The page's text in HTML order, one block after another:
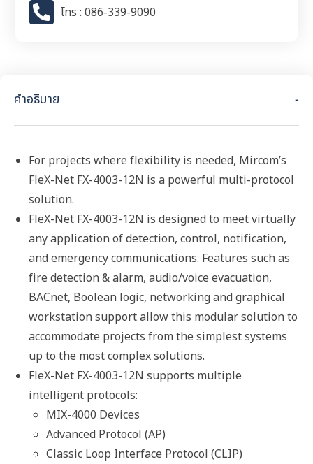
โทร : 086-339-9090
คำอธิบาย
For projects where flexibility is needed, Mircom’s
FleX-Net FX-4003-12N is a powerful multi-protocol
solution.
FleX-Net FX-4003-12N is designed to meet virtually
any application of detection, control, notification,
and emergency communications. Features such as
fire detection & alarm, audio/voice evacuation,
BACnet, Boolean logic, networking and graphical
workstation support allow this modular solution to
accommodate projects from the simplest systems
up to the most complex solutions.
FleX-Net FX-4003-12N supports multiple
intelligent protocols:
MIX-4000 Devices
Advanced Protocol (AP)
Classic Loop Interface Protocol (CLIP)